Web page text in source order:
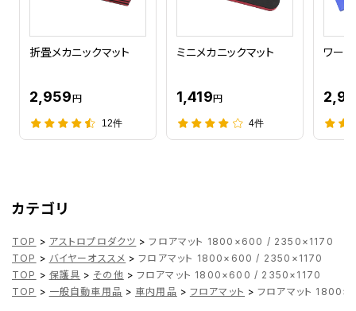
折畳メカニックマット
2,959円
12件
ミニメカニックマット
1,419円
4件
ワー
カテゴリ
TOP > アストロプロダクツ > フロアマット 1800×600 / 2350×1170
TOP > バイヤーオススメ > フロアマット 1800×600 / 2350×1170
TOP > 保護具 > その他 > フロアマット 1800×600 / 2350×1170
TOP > 一般自動車用品 > 車内用品 > フロアマット > フロアマット